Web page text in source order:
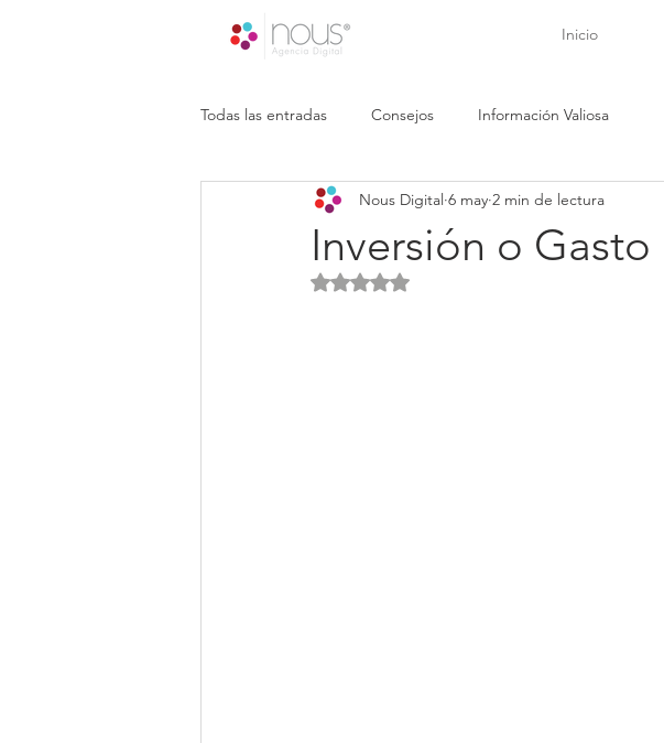
Inicio
Todas las entradas Consejos Información Valiosa
Inversión o Gasto
Nous Digital 6 may 2 min de lectura
Obtuvo NaN de 5 estrellas.